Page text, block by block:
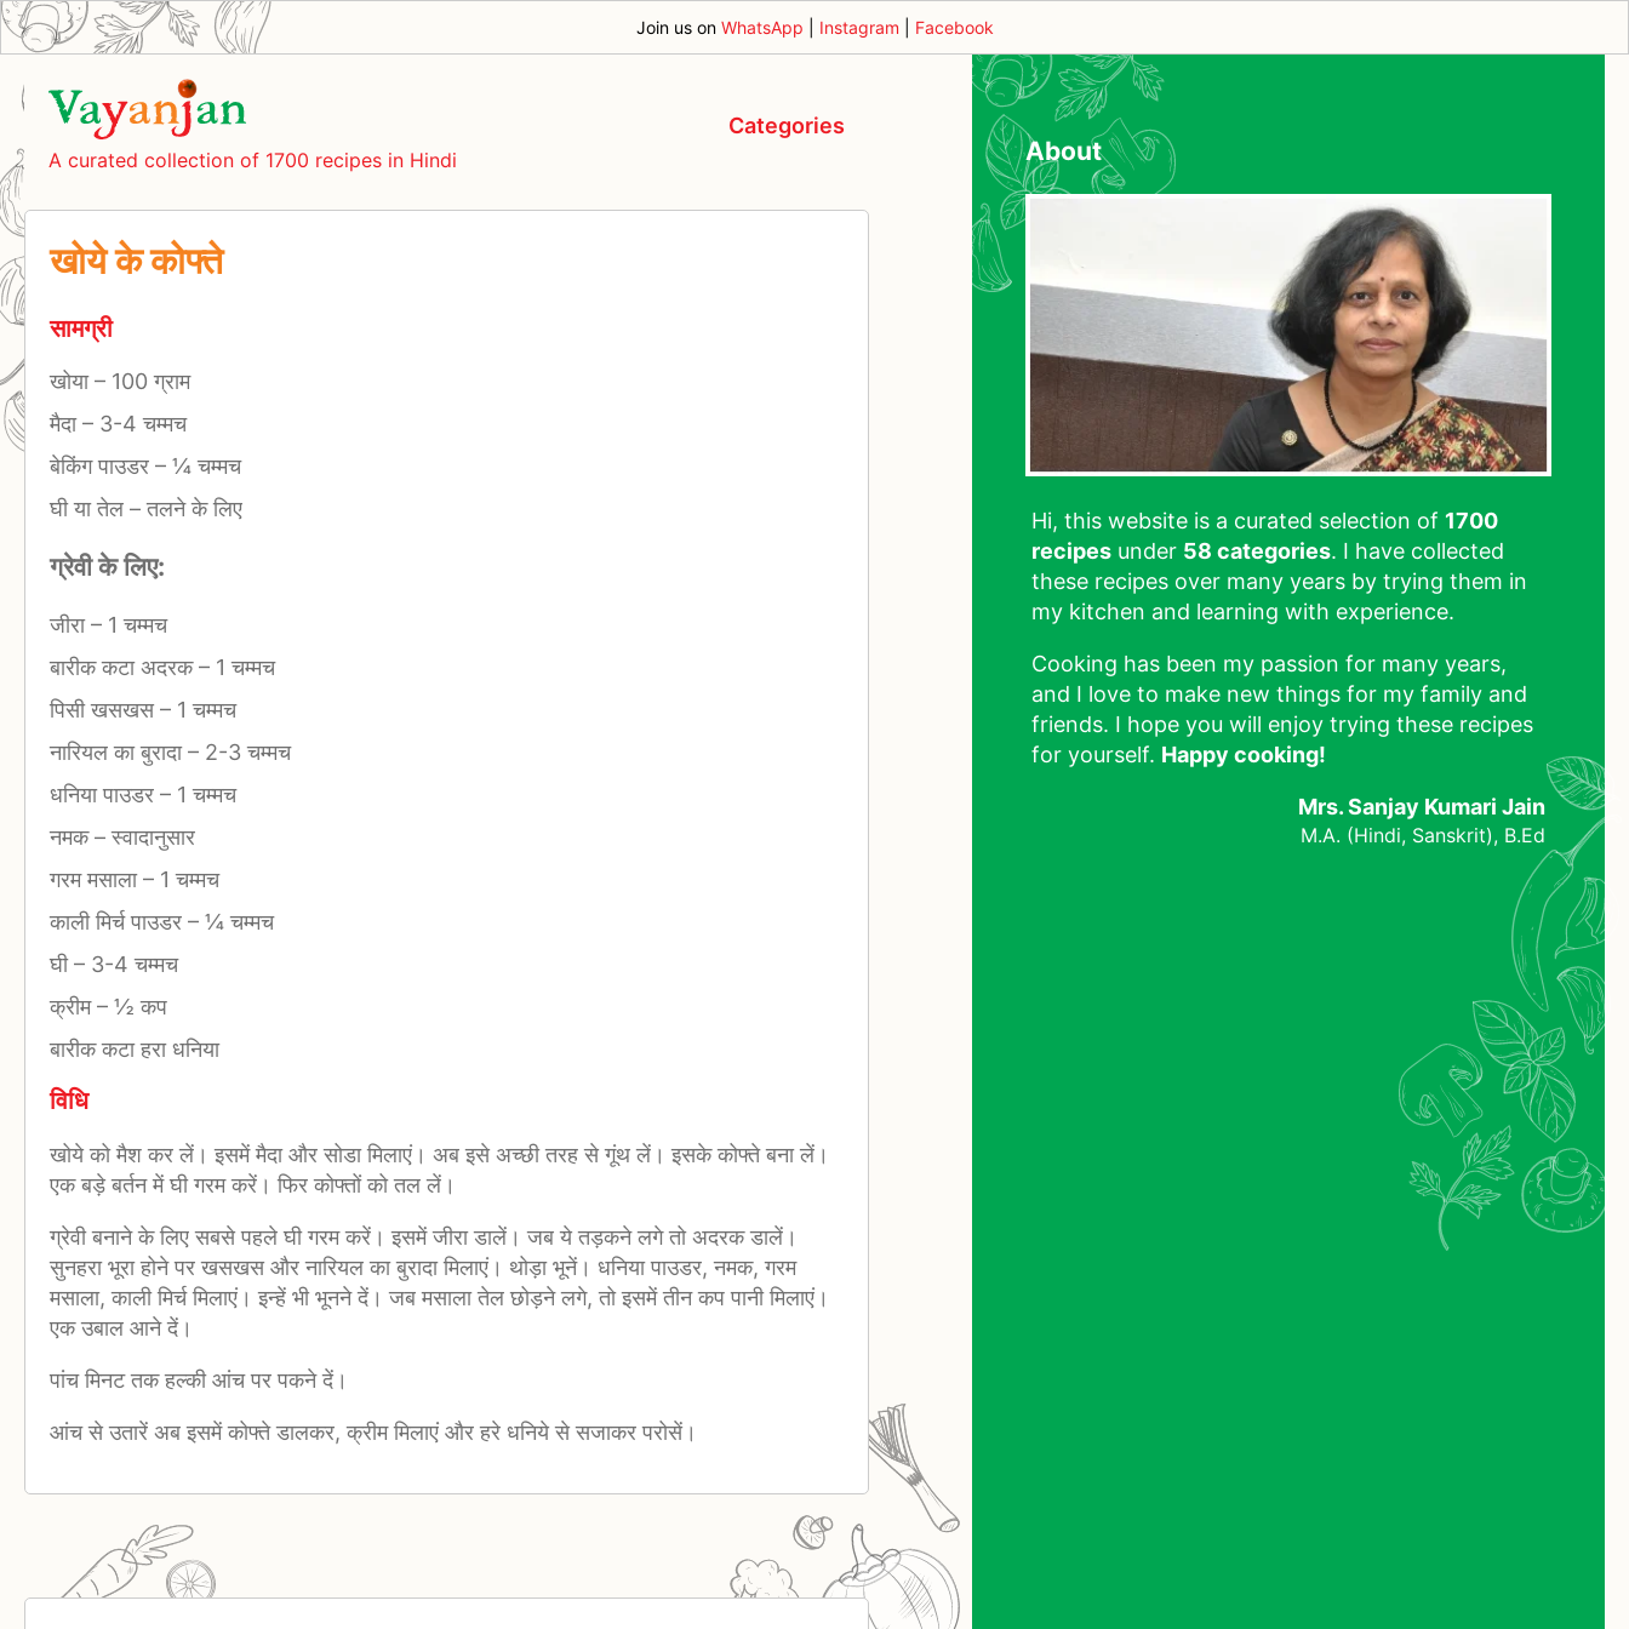
Join us on WhatsApp Instagram Facebook
A curated collection of 1700 recipes in Hindi
Categories
खोये के कोफ्ते
सामग्री
खोया– 100 ग्राम
मैदा– 3-4 चम्मच
बेकिंग पाउडर – ¼ चम्मच
घी या तेल –तलने के लिए
ग्रेवी के लिए:
जीरा– 1 चम्मच
बारीक कटा अदरक– 1 चम्मच
पिसी खसखस– 1 चम्मच
नारियल का बुरादा– 2-3 चम्मच
धनिया पाउडर – 1 चम्मच
नमक–स्वादानुसार
गरम मसाला– 1 चम्मच
काली मिर्च पाउडर – ¼ चम्मच
घी– 3-4 चम्मच
क्रीम– ½ कप
बारीक कटा हरा धनिया
विधि
खोये को मैश कर लें। इसमें मैदा और सोडा मिलाएं। अब इसे अच्छी तरह से गूंथ लें। इसके कोफ्ते बना लें।
एक बड़े बर्तन में घी गरम करें। फिर कोफ्तों को तल लें।
ग्रेवी बनाने के लिए सबसे पहले घी गरम करें। इसमें जीरा डालें। जब ये तड़कने लगे तो अदरक डालें।
सुनहरा भूरा होने पर खसखस और नारियल का बुरादा मिलाएं। थोड़ा भूनें। धनिया पाउडर, नमक, गरम
मसाला, काली मिर्च मिलाएं। इन्हें भी भूनने दें। जब मसाला तेल छोड़ने लगे, तो इसमें तीन कप पानी मिलाएं।
एक उबाल आने दें।
पांच मिनट तक हल्की आंच पर पकने दें।
आंच से उतारें अब इसमें कोफ्ते डालकर, क्रीम मिलाएं और हरे धनिये से सजाकर परोसें।
About
Hi, this website is a curated selection of 1700
recipes under 58 categories. I have collected
these recipes over many years by trying them in
my kitchen and learning with experience.
Cooking has been my passion for many years,
and I love to make new things for my family and
friends. I hope you will enjoy trying these recipes
for yourself. Happy cooking!
Mrs. Sanjay Kumari Jain
M.A. (Hindi, Sanskrit), B.Ed